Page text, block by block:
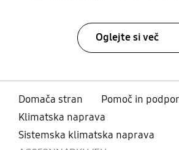
Oglejte si več
Domača stran
Pomoč in
Klimatska naprava
Sistemska klimatska naprava